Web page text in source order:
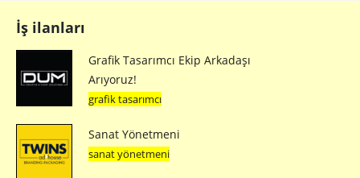
İş ilanları
Grafik Tasarımcı Ekip Arkadaşı
Arıyoruz!
grafik tasarımcı
Sanat Yönetmeni
sanat yönetmeni